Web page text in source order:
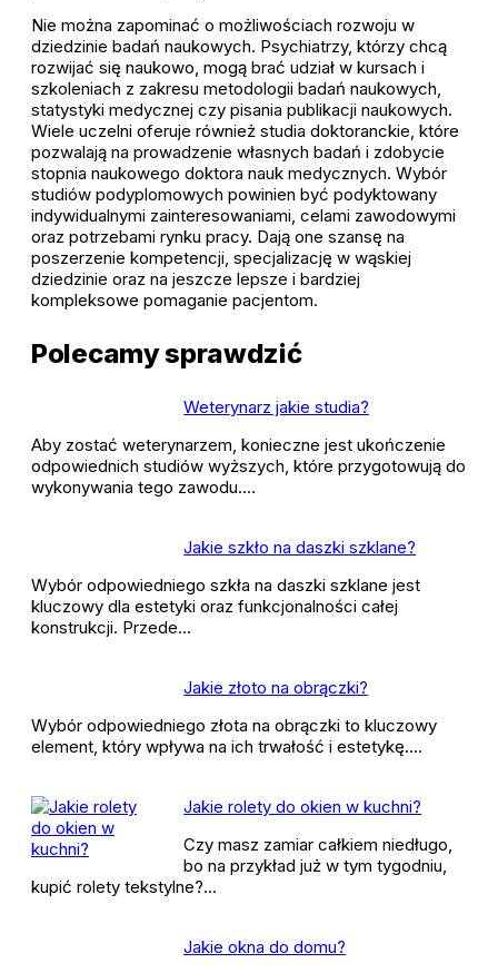
Nie można zapominać o możliwościach rozwoju w
dziedzinie badań naukowych. Psychiatrzy, którzy chcą
rozwijać się naukowo, mogą brać udział w kursach i
szkoleniach z zakresu metodologii badań naukowych,
statystyki medycznej czy pisania publikacji naukowych.
Wiele uczelni oferuje również studia doktoranckie, które
pozwalają na prowadzenie własnych badań i zdobycie
stopnia naukowego doktora nauk medycznych. Wybór
studiów podyplomowych powinien być podyktowany
indywidualnymi zainteresowaniami, celami zawodowymi
oraz potrzebami rynku pracy. Dają one szansę na
poszerzenie kompetencji, specjalizację w wąskiej
dziedzinie oraz na jeszcze lepsze i bardziej
kompleksowe pomaganie pacjentom.
Polecamy sprawdzić
Weterynarz jakie studia?
Aby zostać weterynarzem, konieczne jest ukończenie
odpowiednich studiów wyższych, które przygotowują do
wykonywania tego zawodu.…
Jakie szkło na daszki szklane?
Wybór odpowiedniego szkła na daszki szklane jest
kluczowy dla estetyki oraz funkcjonalności całej
konstrukcji. Przede…
Jakie złoto na obrączki?
Wybór odpowiedniego złota na obrączki to kluczowy
element, który wpływa na ich trwałość i estetykę.…
Jakie rolety do okien w kuchni?
Czy masz zamiar całkiem niedługo,
bo na przykład już w tym tygodniu,
kupić rolety tekstylne?…
Jakie okna do domu?